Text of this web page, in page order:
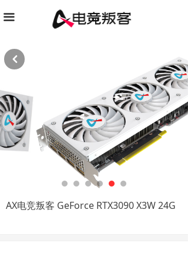
끀
AX电竞叛客 GeForce RTX3090 X3W 24G
낒